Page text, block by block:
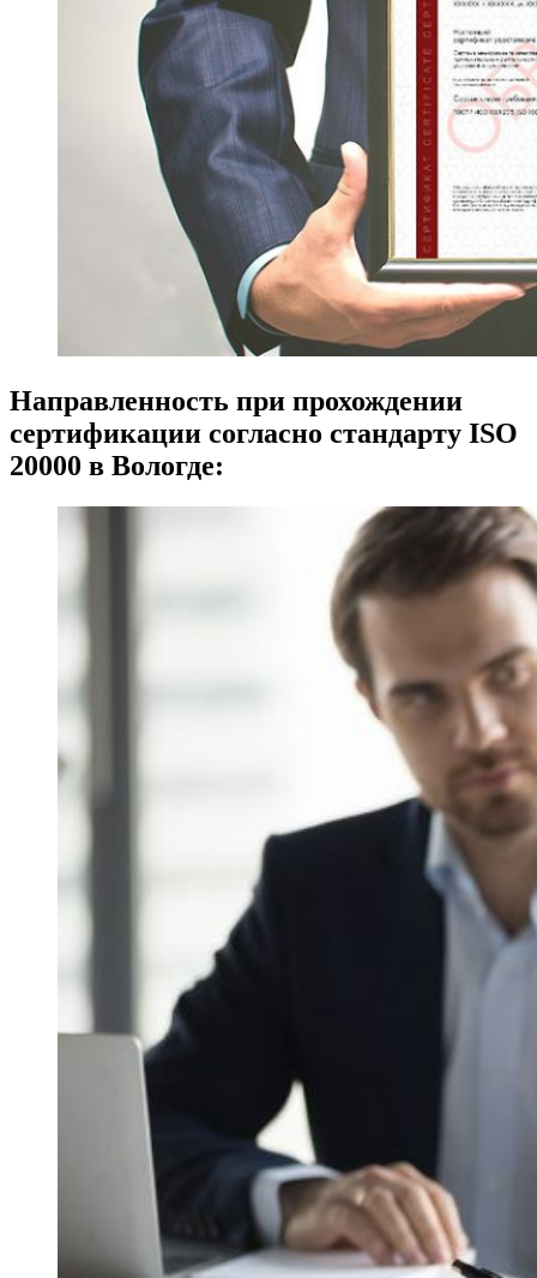
Направленность при прохождении
сертификации согласно стандарту ISO
20000 в Вологде: